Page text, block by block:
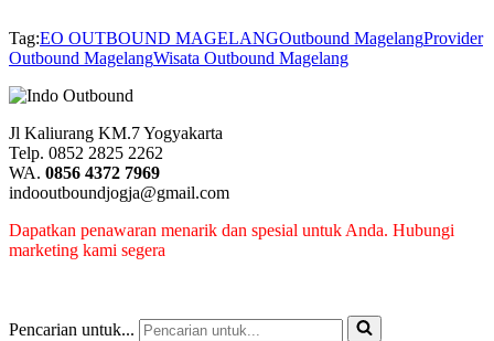
Tag:EO OUTBOUND MAGELANGOutbound MagelangProvider
Outbound MagelangWisata Outbound Magelang
Jl Kaliurang KM.7 Yogyakarta
Telp. 0852 2825 2262
WA. 0856 4372 7969
indooutboundjogja@gmail.com
Dapatkan penawaran menarik dan spesial untuk Anda. Hubungi
marketing kami segera
Pencarian untuk...